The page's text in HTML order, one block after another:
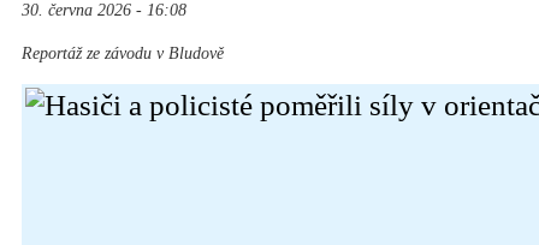
30. června 2026 - 16:08
Reportáž ze závodu v Bludově